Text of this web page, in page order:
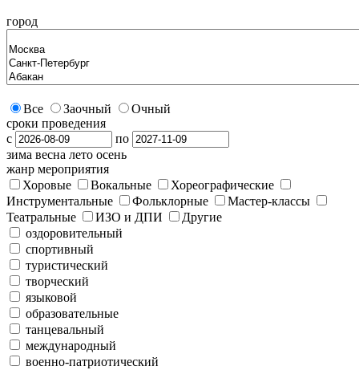
город
Все Заочный
Очный
сроки проведения
с
по
зима весна лето осень
жанр мероприятия
Хоровые
Вокальные
Хореографические
Инструментальные
Фольклорные
Мастер-классы
Театральные
ИЗО и ДПИ
Другие
оздоровительный
спортивный
туристический
творческий
языковой
образовательные
танцевальный
международный
военно-патриотический